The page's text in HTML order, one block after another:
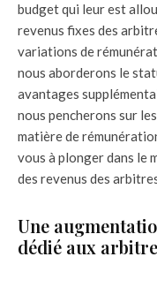
budget qui leur est
revenus fixes des
variations de
nous aborderons le
avantages
nous pencherons sur
matière de
vous à plonger dans le
des revenus des
Une
dédié aux